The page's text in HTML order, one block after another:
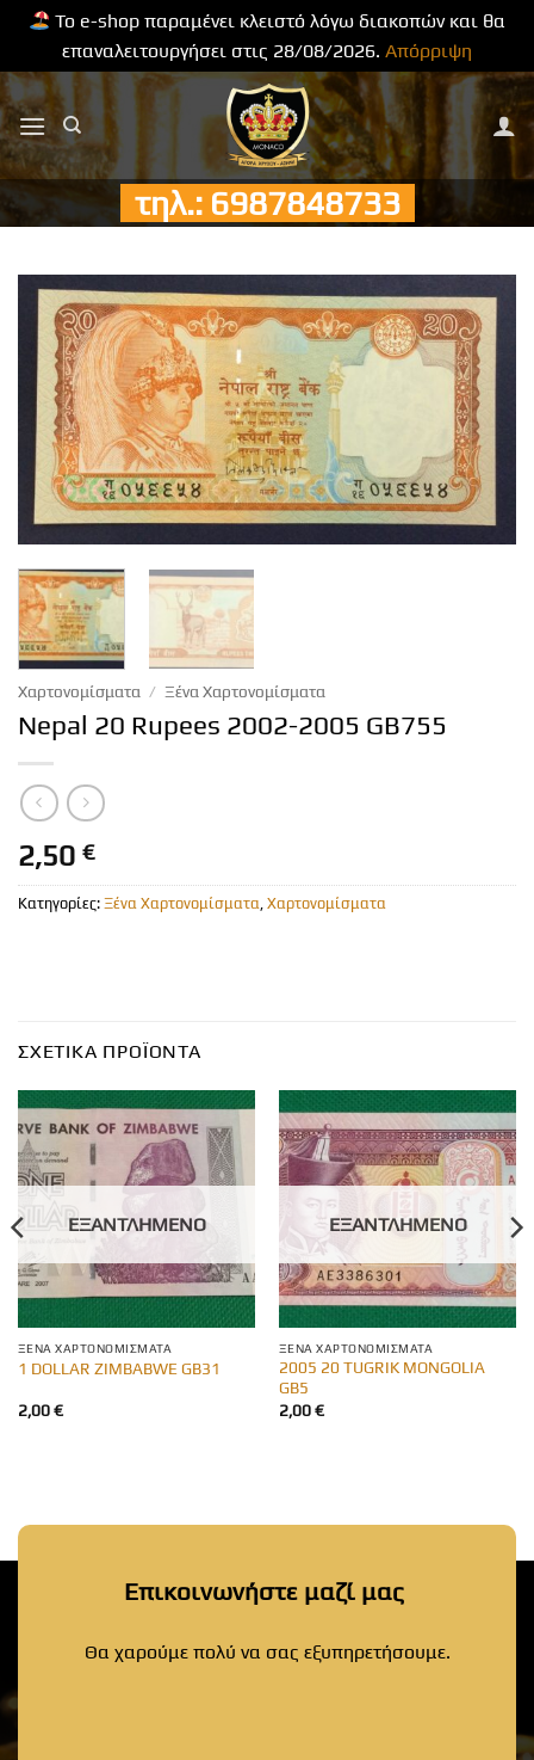
Το e-shop παραμένει κλειστό λόγω διακοπών και θα
επαναλειτουργήσει στις 28/08/2026. Απόρριψη
Μετάβαση
στο
περιεχόμενο
τηλ.: 6987848733
Χαρτονομίσματα / Ξένα Χαρτονομίσματα
Nepal 20 Rupees 2002-2005 GB755
2,50 €
Κατηγορίες: Ξένα Χαρτονομίσματα Χαρτονομίσματα
ΣΧΕΤΙΚΆ ΠΡΟΪΌΝΤΑ
ΕΞΑΝΤΛΗΜΈΝΟ
ΞΈΝΑ ΧΑΡΤΟΝΟΜΊΣΜΑΤΑ
1 DOLLAR ZIMBABWE GB31
2,00€
ΕΞΑΝΤΛΗΜΈΝΟ
ΞΈΝΑ ΧΑΡΤΟΝΟΜΊΣΜΑΤΑ
2005 20 TUGRIK MONGOLIA
GB5
2,00€
Επικοινωνήστε μαζί μας
Θα χαρούμε πολύ να σας εξυπηρετήσουμε.